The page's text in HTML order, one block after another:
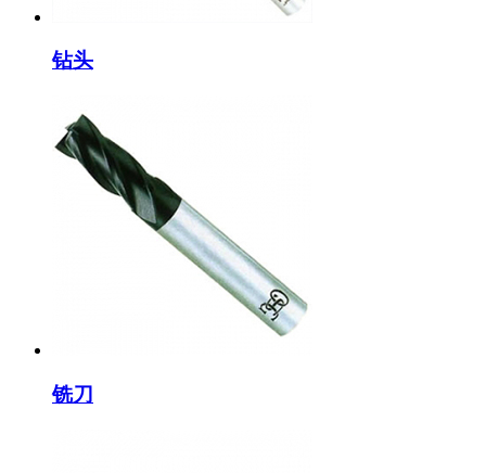
钻头
铣刀